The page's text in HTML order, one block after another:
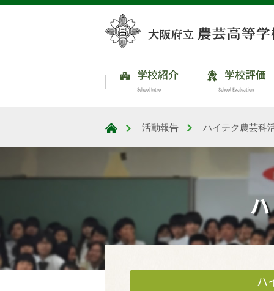
学校紹介
School Intro
学校評価
School Evaluation
大阪府立農芸高等学校
活動報告 ハイテク農芸科
ハ